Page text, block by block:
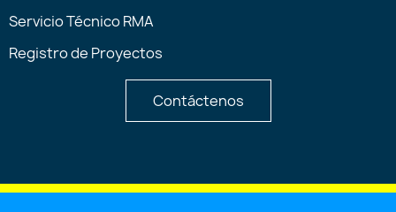
Servicio Técnico RMA
Registro de Proyectos
Contáctenos